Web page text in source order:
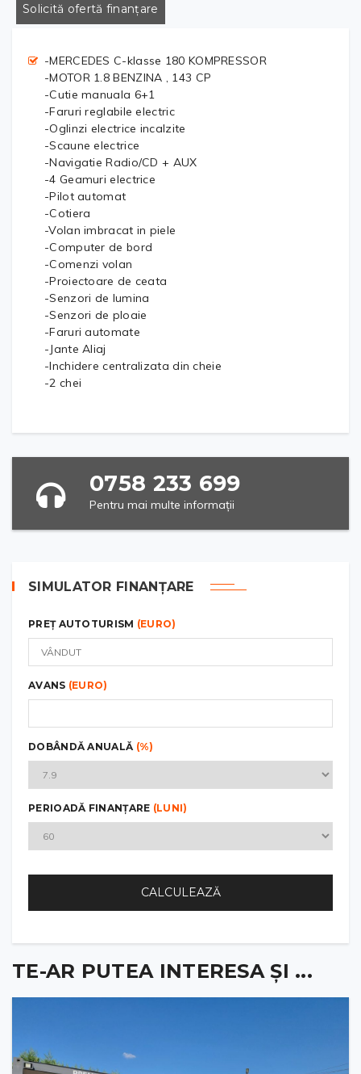
Solicită ofertă finanțare
-MERCEDES C-klasse 180 KOMPRESSOR
-MOTOR 1.8 BENZINA , 143 CP
-Cutie manuala 6+1
-Faruri reglabile electric
-Oglinzi electrice incalzite
-Scaune electrice
-Navigatie Radio/CD + AUX
-4 Geamuri electrice
-Pilot automat
-Cotiera
-Volan imbracat in piele
-Computer de bord
-Comenzi volan
-Proiectoare de ceata
-Senzori de lumina
-Senzori de ploaie
-Faruri automate
-Jante Aliaj
-Inchidere centralizata din cheie
-2 chei
0758 233 699
Pentru mai multe informații
SIMULATOR FINANȚARE
PREȚ AUTOTURISM (EURO)
AVANS (EURO)
DOBÂNDĂ ANUALĂ (%)
PERIOADĂ FINANȚARE (LUNI)
CALCULEAZĂ
TE-AR PUTEA INTERESA ȘI ...